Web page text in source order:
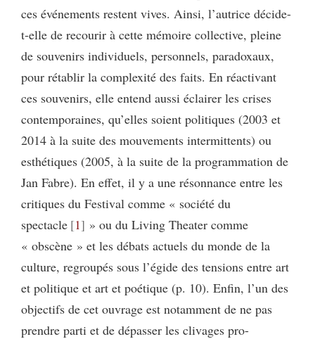
ces événements restent vives. Ainsi, l’autrice décide-
t-elle de recourir à cette mémoire collective, pleine
de souvenirs individuels, personnels, paradoxaux,
pour rétablir la complexité des faits. En réactivant
ces souvenirs, elle entend aussi éclairer les crises
contemporaines, qu’elles soient politiques (2003 et
2014 à la suite des mouvements intermittents) ou
esthétiques (2005, à la suite de la programmation de
Jan Fabre). En effet, il y a une résonnance entre les
critiques du Festival comme « société du
spectacle 1
» ou du Living Theater comme
« obscène » et les débats actuels du monde de la
culture, regroupés sous l’égide des tensions entre art
et politique et art et poétique (p. 10). Enfin, l’un des
objectifs de cet ouvrage est notamment de ne pas
prendre parti et de dépasser les clivages pro-